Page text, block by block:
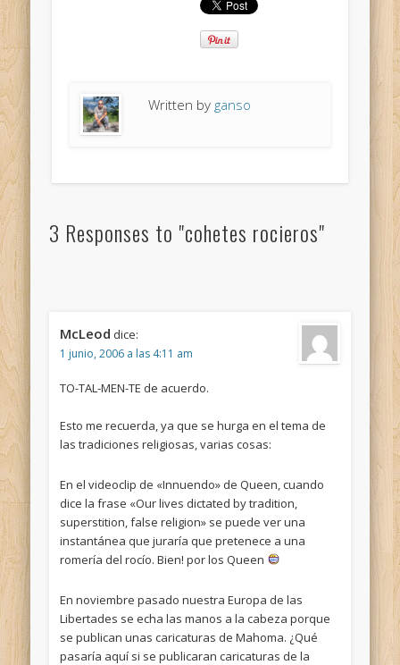
Written by ganso
3 Responses to "cohetes rocieros"
McLeod dice:
1 junio, 2006 a las 4:11 am
TO-TAL-MEN-TE de acuerdo.
Esto me recuerda, ya que se hurga en el tema de
las tradiciones religiosas, varias cosas:
En el videoclip de «Innuendo» de Queen, cuando
dice la frase «Our lives dictated by tradition,
superstition, false religion» se puede ver una
instantánea que juraría que pretenece a una
romería del rocío. Bien! por los Queen
En noviembre pasado nuestra Europa de las
Libertades se echa las manos a la cabeza porque
se publican unas caricaturas de Mahoma. ¿Qué
pasaría aquí si se publicaran caricaturas de la